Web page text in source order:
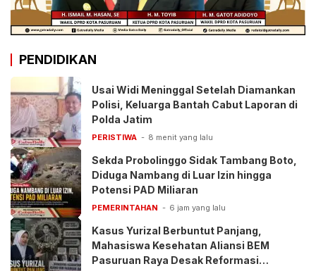
PENDIDIKAN
Usai Widi Meninggal Setelah Diamankan
Polisi, Keluarga Bantah Cabut Laporan di
Polda Jatim
PERISTIWA 8 menit yang lalu
Sekda Probolinggo Sidak Tambang Boto,
Diduga Nambang di Luar Izin hingga
Potensi PAD Miliaran
PEMERINTAHAN 6 jam yang lalu
Kasus Yurizal Berbuntut Panjang,
Mahasiswa Kesehatan Aliansi BEM
Pasuruan Raya Desak Reformasi